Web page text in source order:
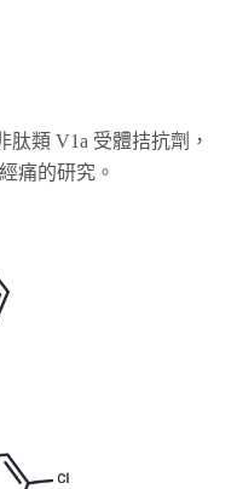
肽類 V1a 受體拮抗劑，
痛的研究。